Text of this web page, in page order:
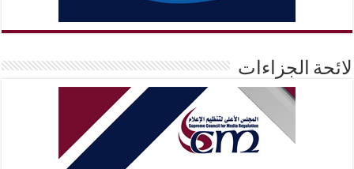
لائحة الجزاءات